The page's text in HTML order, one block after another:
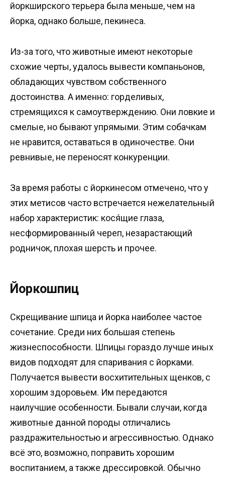
йоркширского терьера была меньше, чем на
йорка, однако больше, пекинеса.
Из-за того, что животные имеют некоторые
схожие черты, удалось вывести компаньонов,
обладающих чувством собственного
достоинства. А именно: горделивых,
стремящихся к самоутверждению. Они ловкие и
смелые, но бывают упрямыми. Этим собачкам
не нравится, оставаться в одиночестве. Они
ревнивые, не переносят конкуренции.
За время работы с йоркинесом отмечено, что у
этих метисов часто встречается нежелательный
набор характеристик: кося́щие глаза,
несформированный череп, незарастающий
родничок, плохая шерсть и прочее.
Йоркошпиц
Скрещивание шпицa и йорка наиболее частое
сочетание. Среди них большая степень
жизнеспособности. Шпицы гораздо лучше иных
видов подходят для спаривания с йорками.
Получается вывести восхитительных щенков, с
хорошим здоровьем. Им передаются
наилучшие особенности. Бывали случаи, когда
животные данной породы отличались
раздражительностью и агрессивностью. Однако
всё это, возможно, поправить хорошим
воспитанием, а также дрессировкой. Обычно